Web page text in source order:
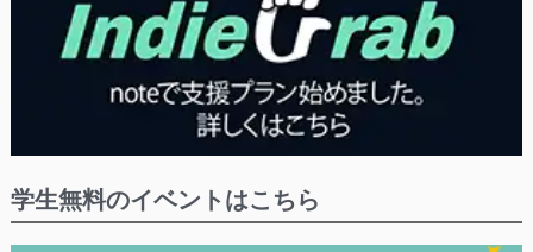
学生無料のイベントはこちら